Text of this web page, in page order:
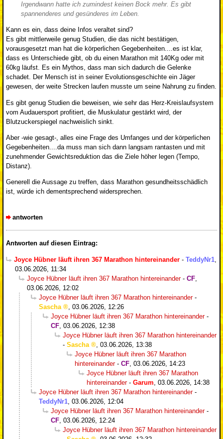
Irgendwann hatte ich zumindest keinen Bock mehr. Es gibt
spannenderes und gesünderes im Leben.
Kann es ein, dass deine Infos veraltet sind?
Es gibt mittlerweile genug Studien, die das nicht bestätigen,
vorausgesetzt man hat die körperlichen Gegebenheiten....es ist klar,
dass es Unterschiede gibt, ob du einen Marathon mit 140Kg oder mit
60kg läufst. Es ein Mythos, dass man sich dadurch die Gelenke
schadet. Der Mensch ist in seiner Evolutionsgeschichte ein Jäger
gewesen, der weite Strecken laufen musste um seine Nahrung zu finden.
Es gibt genug Studien die beweisen, wie sehr das Herz-Kreislaufsystem
vom Audauersport profitiert, die Muskulatur gestärkt wird, der
Blutzuckerspiegel nachweislich sinkt.
Aber -wie gesagt-, alles eine Frage des Umfanges und der körperlichen
Gegebenheiten....da muss man sich dann langsam rantasten und mit
zunehmender Gewichtsreduktion das die Ziele höher legen (Tempo,
Distanz).
Generell die Aussage zu treffen, dass Marathon gesundheitsschädlich
ist, würde ich dementsprechend widersprechen.
antworten
Antworten auf diesen Eintrag:
Joyce Hübner läuft ihren 367 Marathon hintereinander - TeddyNr1
03.06.2026, 11:34
Joyce Hübner läuft ihren 367 Marathon hintereinander- CF
03.06.2026, 12:02
Joyce Hübner läuft ihren 367 Marathon hintereinander-
Sascha
03.06.2026, 12:26
Joyce Hübner läuft ihren 367 Marathon hintereinander-
CF 03.06.2026, 12:38
Joyce Hübner läuft ihren 367 Marathon hintereinander
- Sascha
03.06.2026, 13:38
Joyce Hübner läuft ihren 367 Marathon
hintereinander- CF 03.06.2026, 14:23
Joyce Hübner läuft ihren 367 Marathon
hintereinander- Garum 03.06.2026, 14:38
Joyce Hübner läuft ihren 367 Marathon hintereinander-
TeddyNr1 03.06.2026, 12:04
Joyce Hübner läuft ihren 367 Marathon hintereinander-
CF 03.06.2026, 12:24
Joyce Hübner läuft ihren 367 Marathon hintereinander